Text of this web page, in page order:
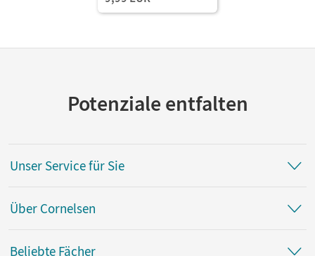
Potenziale entfalten
Unser Service für Sie
Über Cornelsen
Beliebte Fächer